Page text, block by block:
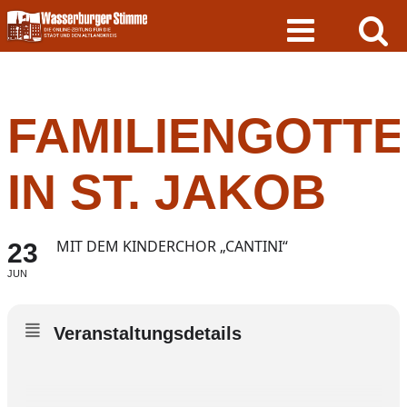
Skip
to
content
IN ST. JAKOB
23
JUN
MIT DEM KINDERCHOR „CANTINI“
Veranstaltungsdetails